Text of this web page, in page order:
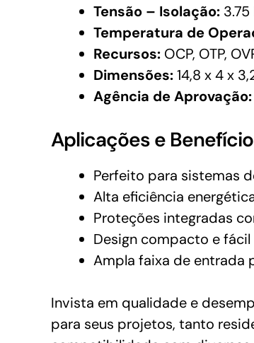
Tensão – Isolação: 3.75
Temperatura de
Recursos: OCP, OTP,
Dimensões:14,8 x 4 x
Agência de Aprovação:
Aplicações e
Perfeito para sistemas
Alta eficiência
Proteções integradas
Design compacto e
Ampla faixa de entrada
Invista em qualidade e
para seus projetos, tanto